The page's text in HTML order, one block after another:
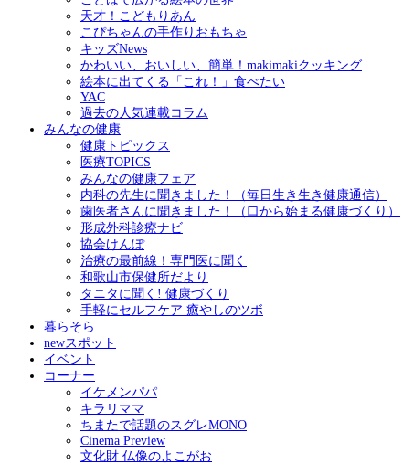
天才！こどもりあん
こぴちゃんの手作りおもちゃ
キッズNews
かわいい、おいしい、簡単！makimakiクッキング
絵本に出てくる「これ！」食べたい
YAC
過去の人気連載コラム
みんなの健康
健康トピックス
医療TOPICS
みんなの健康フェア
内科の先生に聞きました！（毎日生き生き健康通信）
歯医者さんに聞きました！（口から始まる健康づくり）
形成外科診療ナビ
協会けんぽ
治療の最前線！専門医に聞く
和歌山市保健所だより
タニタに聞く! 健康づくり
手軽にセルフケア 癒やしのツボ
暮らそら
newスポット
イベント
コーナー
イケメンパパ
キラリママ
ちまたで話題のスグレMONO
Cinema Preview
文化財 仏像のよこがお